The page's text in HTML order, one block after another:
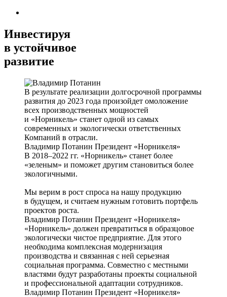
Инвестируя
в устойчивое
развитие
В результате реализации долгосрочной программы
развития до 2023 года произойдет омоложение
всех производственных мощностей
и «Норникель» станет одной из самых
современных и экологически ответственных
Компаний в отрасли.
Владимир Потанин Президент «Норникеля»
В 2018–2022 гг. «Норникель» станет более
«зеленым» и поможет другим становиться более
экологичными.
Мы верим в рост спроса на нашу продукцию
в будущем, и считаем нужным готовить портфель
проектов роста.
Владимир Потанин Президент «Норникеля»
«Норникель» должен превратиться в образцовое
экологически чистое предприятие. Для этого
необходима комплексная модернизация
производства и связанная с ней серьезная
социальная программа. Совместно с местными
властями будут разработаны проекты социальной
и профессиональной адаптации сотрудников.
Владимир Потанин Президент «Норникеля»